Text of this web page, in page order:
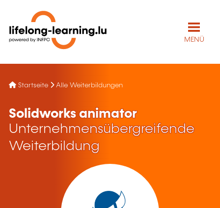
MENÜ
Startseite Alle Weiterbildungen
Solidworks animator
Unternehmensübergreifende
Weiterbildung